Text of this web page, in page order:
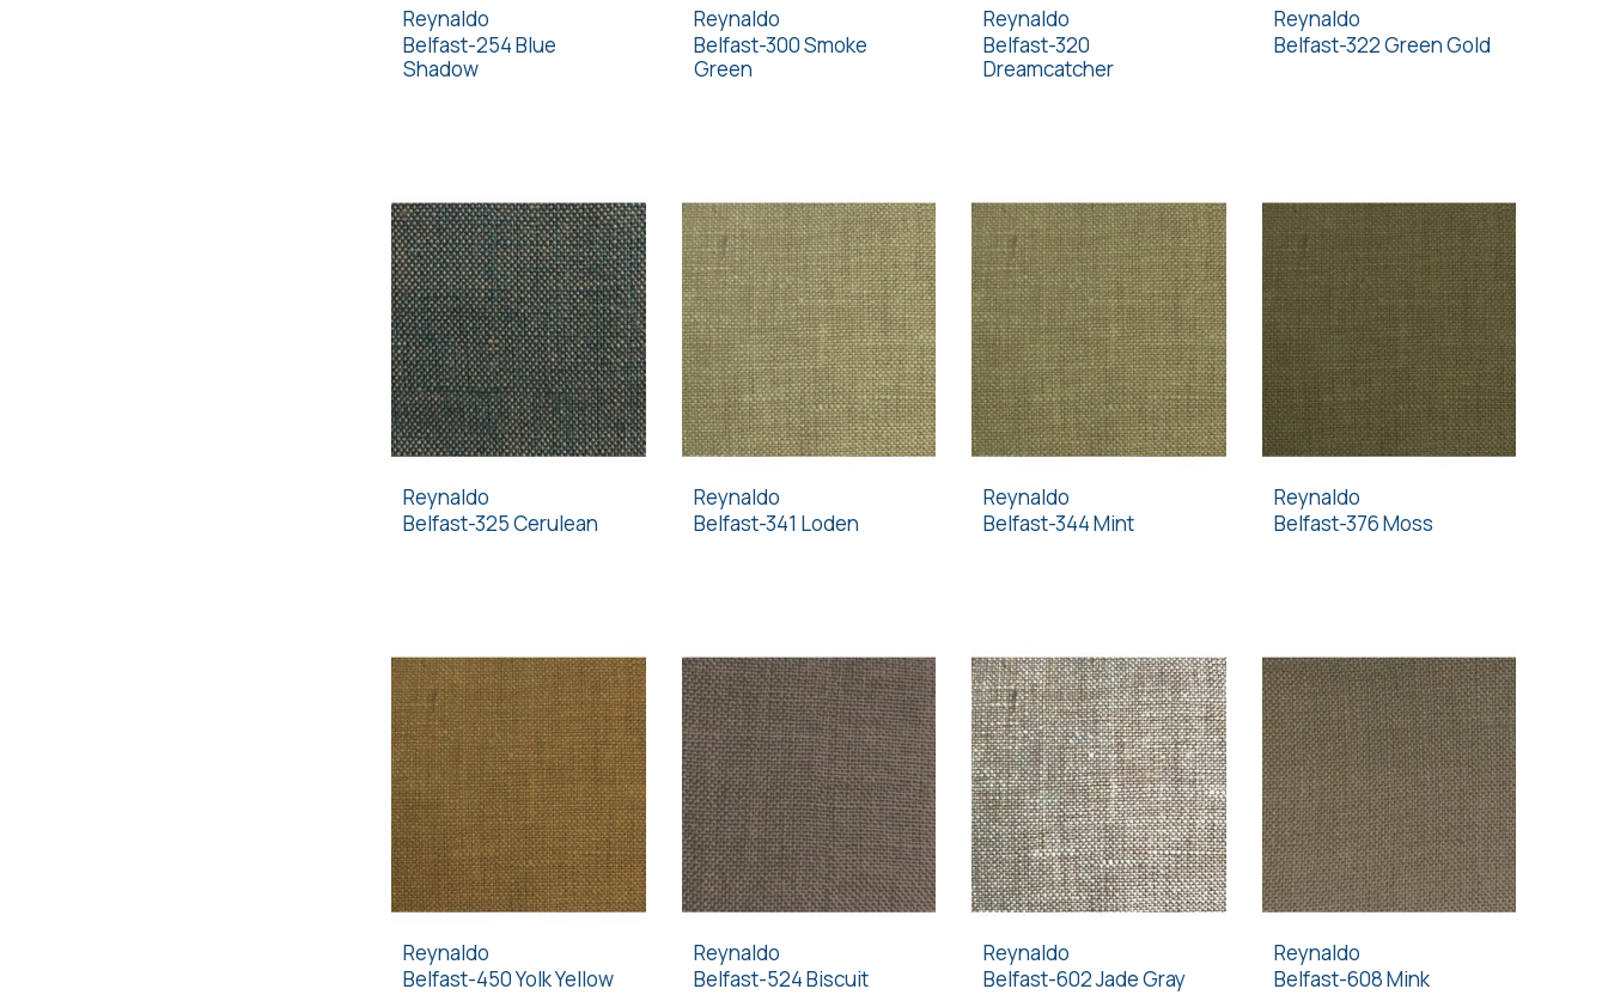
Reynaldo
Belfast-254 Blue
Shadow
Reynaldo
Belfast-300 Smoke
Green
Reynaldo
Belfast-320
Dreamcatcher
Reynaldo
Belfast-322 Green Gold
Reynaldo
Belfast-325 Cerulean
Reynaldo
Belfast-341 Loden
Reynaldo
Belfast-344 Mint
Reynaldo
Belfast-376 Moss
Reynaldo
Belfast-450 Yolk Yellow
Reynaldo
Belfast-524 Biscuit
Reynaldo
Belfast-602 Jade Gray
Reynaldo
Belfast-608 Mink